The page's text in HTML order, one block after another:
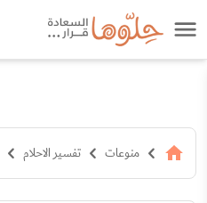
منوعات تفسير الاحلام